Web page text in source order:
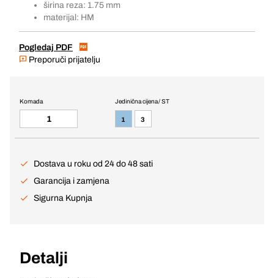
širina reza: 1.75 mm
materijal: HM
Pogledaj PDF
Preporuči prijatelju
Jedinična cijena / ST
1 3
Komada
Dostava u roku od 24 do 48 sati
Garancija i zamjena
Sigurna Kupnja
Detalji